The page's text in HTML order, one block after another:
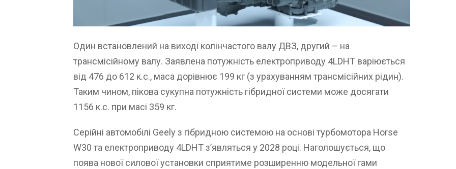
Один встановлений на виході колінчастого валу ДВЗ, другий – на
трансмісійному валу. Заявлена ​​потужність електроприводу 4LDHT варіюється
від 476 до 612 к.с., маса дорівнює 199 кг (з урахуванням трансмісійних рідин).
Таким чином, пікова сукупна потужність гібридної системи може досягати
1156 к.с. при масі 359 кг.
Серійні автомобілі Geely з гібридною системою на основі турбомотора Horse
W30 та електроприводу 4LDHT з’являться у 2028 році. Наголошується, що
поява нової силової установки сприятиме розширенню модельної гами